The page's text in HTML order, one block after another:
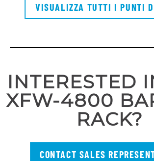
VISUALIZZA TUTTI I PUNTI
INTERESTED
XFW-4800
RACK?
CONTACT SALES